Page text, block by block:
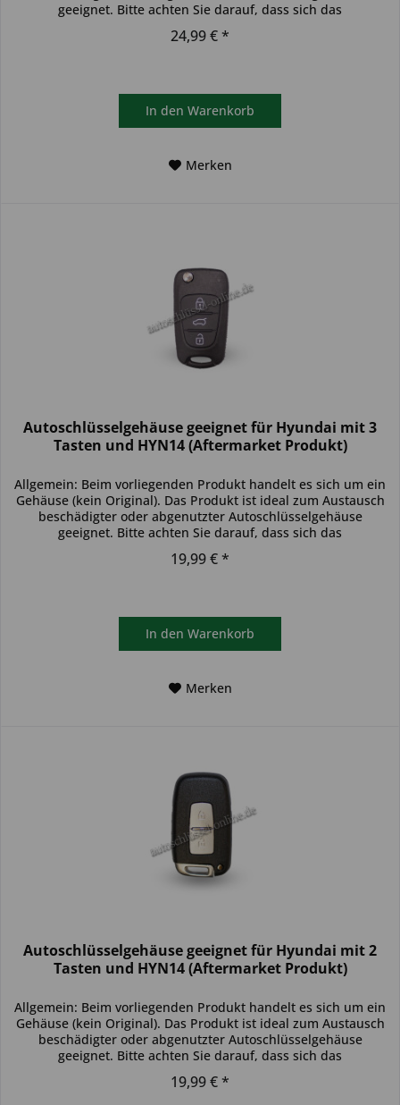
geeignet. Bitte achten Sie darauf, dass sich das
24,99 € *
In den Warenkorb
Merken
Autoschlüsselgehäuse geeignet für Hyundai mit 3
Tasten und HYN14 (Aftermarket Produkt)
Allgemein: Beim vorliegenden Produkt handelt es sich um ein
Gehäuse (kein Original). Das Produkt ist ideal zum Austausch
beschädigter oder abgenutzter Autoschlüsselgehäuse
geeignet. Bitte achten Sie darauf, dass sich das
19,99 € *
In den Warenkorb
Merken
Autoschlüsselgehäuse geeignet für Hyundai mit 2
Tasten und HYN14 (Aftermarket Produkt)
Allgemein: Beim vorliegenden Produkt handelt es sich um ein
Gehäuse (kein Original). Das Produkt ist ideal zum Austausch
beschädigter oder abgenutzter Autoschlüsselgehäuse
geeignet. Bitte achten Sie darauf, dass sich das
19,99 € *